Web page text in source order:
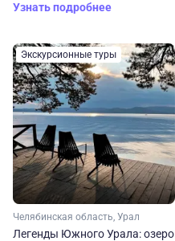
Узнать подробнее
Экскурсионные туры
Челябинская область, Урал
Легенды Южного Урала: озеро